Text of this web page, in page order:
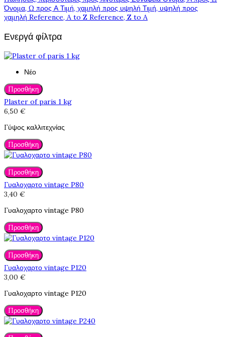
Όνομα, Ω προς ΑΤιμή, χαμηλή προς υψηλή Τιμή, υψηλή προς
χαμηλή Reference, A to Z Reference, Z to A
Ενεργά φίλτρα
Νέο
Προσθήκη
Plaster of paris 1 kg
6,50 €
Γύψος καλλιτεχνίας
Προσθήκη
Προσθήκη
Γυαλοχαρτο vintage P80
3,40 €
Γυαλοχαρτο vintage P80
Προσθήκη
Προσθήκη
Γυαλοχαρτο vintage P120
3,00 €
Γυαλοχαρτο vintage P120
Προσθήκη